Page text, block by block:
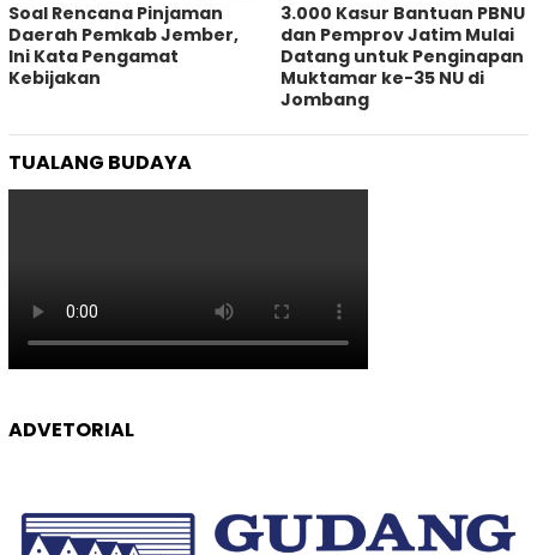
‎Soal Rencana Pinjaman
Daerah Pemkab Jember,
Ini Kata Pengamat
Kebijakan ‎
3.000 Kasur Bantuan PBNU
dan Pemprov Jatim Mulai
Datang untuk Penginapan
Muktamar ke-35 NU di
Jombang
TUALANG BUDAYA
ADVETORIAL